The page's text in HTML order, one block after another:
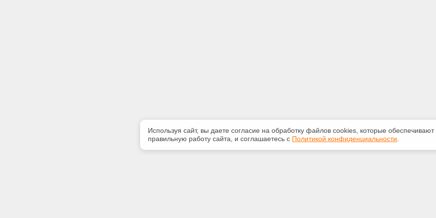
Используя сайт, вы даете согласие на обработку файлов сооkiеs, которые обеспечивают
правильную работу сайта, и соглашаетесь с Политикой конфиденциальности.